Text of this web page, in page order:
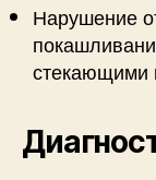
Нарушение
стекающими